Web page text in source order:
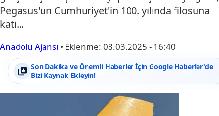
Pegasus'un Cumhuriyet'in 100. yılında filosuna
katı...
Anadolu Ajansı • Eklenme: 08.03.2025 - 16:40
Son Dakika ve Önemli Haberler İçin Google Haberler'de
Bizi Kaynak Ekleyin!